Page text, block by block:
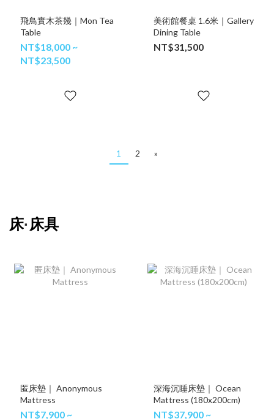
飛鳥實木茶幾｜Mon Tea
Table
NT$18,000 ~
NT$23,500
美術館餐桌 1.6米｜Gallery
Dining Table
NT$31,500
1 2 »
床· 床具
匿床墊｜ Anonymous
Mattress
NT$7,900 ~
深海沉睡床墊｜ Ocean
Mattress (180x200cm)
NT$37,900 ~